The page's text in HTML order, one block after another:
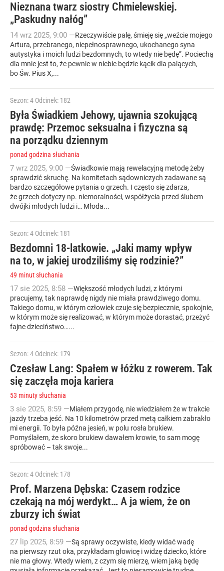
Nieznana twarz siostry Chmielewskiej.
„Paskudny nałóg”
14 wrz 2025, 9:00 —Rzeczywiście palę, śmieję się „weźcie mojego
Artura, przebranego, niepełnosprawnego, ukochanego syna
autystyka i moich ludzi bezdomnych, to wtedy nie będę”. Pociechą
dla mnie jest to, że pewnie w niebie będzie kącik dla palących,
bo Św. Pius X,...
Sezon: 4 Odcinek: 182
Była Świadkiem Jehowy, ujawnia szokującą
prawdę: Przemoc seksualna i fizyczna są
na porządku dziennym
ponad godzina słuchania
7 wrz 2025, 9:00 —Świadkowie mają rewelacyjną metodę żeby
sprawdzić skruchę. Na komitetach sądowniczych zadawane są
bardzo szczegółowe pytania o grzech. I często się zdarza,
że grzech dotyczy np. niemoralności, współżycia przed ślubem
dwójki młodych ludzi i… Młoda...
Sezon: 4 Odcinek: 181
Bezdomni 18-latkowie. „Jaki mamy wpływ
na to, w jakiej urodziliśmy się rodzinie?”
49 minut słuchania
17 sie 2025, 8:58 —Większość młodych ludzi, z którymi
pracujemy, tak naprawdę nigdy nie miała prawdziwego domu.
Takiego domu, w którym człowiek czuje się bezpiecznie, spokojnie,
w którym może się realizować, w którym może dorastać, przeżyć
fajne dzieciństwo…...
Sezon: 4 Odcinek: 179
Czesław Lang: Spałem w łóżku z rowerem. Tak
się zaczęła moja kariera
53 minuty słuchania
3 sie 2025, 8:59 —Miałem przygodę, nie wiedziałem że w trakcie
jazdy trzeba jeść. Na 10 kilometrów przed metą całkiem zabrakło
mi energii. To była późna jesień, w polu rosła brukiew.
Pomyślałem, że skoro brukiew dawałem krowie, to sam mogę
spróbować – tak swoje...
Sezon: 4 Odcinek: 178
Prof. Marzena Dębska: Czasem rodzice
czekają na mój werdykt… A ja wiem, że on
zburzy ich świat
ponad godzina słuchania
27 lip 2025, 8:59 —Są sprawy oczywiste, kiedy widać wadę
na pierwszy rzut oka, przykładam głowicę i widzę dziecko, które
nie ma głowy. Wtedy wiem, z czym się mierzę, wiem jaką będę